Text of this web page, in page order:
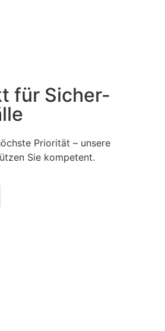
für Sicher­
Priorität – unsere
Sie kompetent.